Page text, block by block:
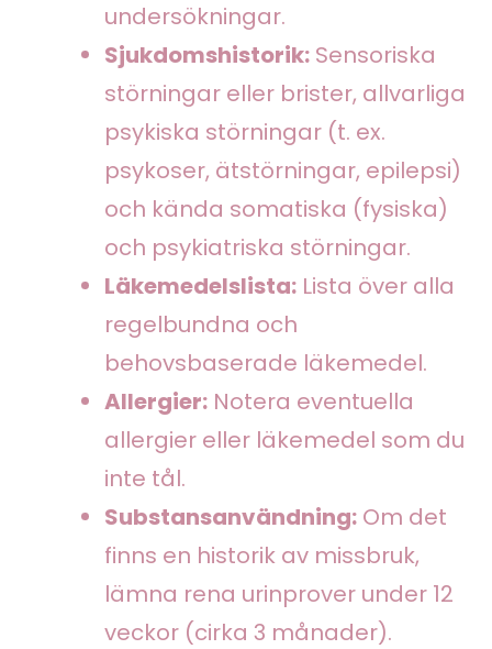
undersökningar.
Sjukdomshistorik: Sensoriska
störningar eller brister, allvarliga
psykiska störningar (t. ex.
psykoser, ätstörningar, epilepsi)
och kända somatiska (fysiska)
och psykiatriska störningar.
Läkemedelslista: Lista över alla
regelbundna och
behovsbaserade läkemedel.
Allergier: Notera eventuella
allergier eller läkemedel som du
inte tål.
Substansanvändning: Om det
finns en historik av missbruk,
lämna rena urinprover under 12
veckor (cirka 3 månader).